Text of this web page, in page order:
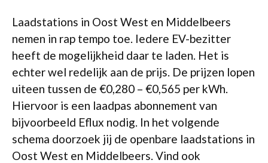
Laadstations in Oost West en Middelbeers
nemen in rap tempo toe. Iedere EV-bezitter
heeft de mogelijkheid daar te laden. Het is
echter wel redelijk aan de prijs. De prijzen lopen
uiteen tussen de €0,280 – €0,565 per kWh.
Hiervoor is een laadpas abonnement van
bijvoorbeeld Eflux nodig. In het volgende
schema doorzoek jij de openbare laadstations in
Oost West en Middelbeers. Vind ook